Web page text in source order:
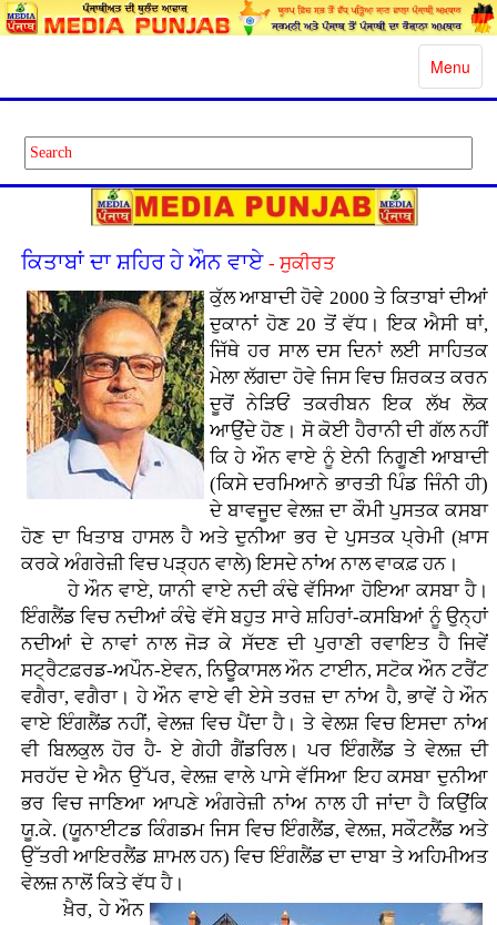
Toggle
Menu
ਕਿਤਾਬਾਂ ਦਾ ਸ਼ਹਿਰ ਹੇ ਔਨ ਵਾਏ - ਸੁਕੀਰਤ
ਕੁੱਲ ਆਬਾਦੀ ਹੋਵੇ 2000 ਤੇ ਕਿਤਾਬਾਂ ਦੀਆਂ
ਦੁਕਾਨਾਂ ਹੋਣ 20 ਤੋਂ ਵੱਧ। ਇਕ ਐਸੀ ਥਾਂ,
ਜਿੱਥੇ ਹਰ ਸਾਲ ਦਸ ਦਿਨਾਂ ਲਈ ਸਾਹਿਤਕ
ਮੇਲਾ ਲੱਗਦਾ ਹੋਵੇ ਜਿਸ ਵਿਚ ਸ਼ਿਰਕਤ ਕਰਨ
ਦੂਰੋਂ ਨੇੜਿਓਂ ਤਕਰੀਬਨ ਇਕ ਲੱਖ ਲੋਕ
ਆਉਂਦੇ ਹੋਣ। ਸੋ ਕੋਈ ਹੈਰਾਨੀ ਦੀ ਗੱਲ ਨਹੀਂ
ਕਿ ਹੇ ਔਨ ਵਾਏ ਨੂੰ ਏਨੀ ਨਿਗੂਣੀ ਆਬਾਦੀ
(ਕਿਸੇ ਦਰਮਿਆਨੇ ਭਾਰਤੀ ਪਿੰਡ ਜਿੰਨੀ ਹੀ)
ਦੇ ਬਾਵਜੂਦ ਵੇਲਜ਼ ਦਾ ਕੌਮੀ ਪੁਸਤਕ ਕਸਬਾ
ਹੋਣ ਦਾ ਖਿਤਾਬ ਹਾਸਲ ਹੈ ਅਤੇ ਦੁਨੀਆ ਭਰ ਦੇ ਪੁਸਤਕ ਪ੍ਰੇਮੀ (ਖ਼ਾਸ
ਕਰਕੇ ਅੰਗਰੇਜ਼ੀ ਵਿਚ ਪੜ੍ਹਨ ਵਾਲੇ) ਇਸਦੇ ਨਾਂਅ ਨਾਲ ਵਾਕਫ਼ ਹਨ।
ਹੇ ਔਨ ਵਾਏ, ਯਾਨੀ ਵਾਏ ਨਦੀ ਕੰਢੇ ਵੱਸਿਆ ਹੋਇਆ ਕਸਬਾ ਹੈ।
ਇੰਗਲੈਂਡ ਵਿਚ ਨਦੀਆਂ ਕੰਢੇ ਵੱਸੇ ਬਹੁਤ ਸਾਰੇ ਸ਼ਹਿਰਾਂ-ਕਸਬਿਆਂ ਨੂੰ ਉਨ੍ਹਾਂ
ਨਦੀਆਂ ਦੇ ਨਾਵਾਂ ਨਾਲ ਜੋੜ ਕੇ ਸੱਦਣ ਦੀ ਪੁਰਾਣੀ ਰਵਾਇਤ ਹੈ ਜਿਵੇਂ
ਸਟ੍ਰੈਟਫ਼ਰਡ-ਅਪੌਨ-ਏਵਨ, ਨਿਊਕਾਸਲ ਔਨ ਟਾਈਨ, ਸਟੋਕ ਔਨ ਟਰੈਂਟ
ਵਗੈਰਾ, ਵਗੈਰਾ। ਹੇ ਔਨ ਵਾਏ ਵੀ ਏਸੇ ਤਰਜ਼ ਦਾ ਨਾਂਅ ਹੈ, ਭਾਵੇਂ ਹੇ ਔਨ
ਵਾਏ ਇੰਗਲੈਂਡ ਨਹੀਂ, ਵੇਲਜ਼ ਵਿਚ ਪੈਂਦਾ ਹੈ। ਤੇ ਵੇਲਸ਼ ਵਿਚ ਇਸਦਾ ਨਾਂਅ
ਵੀ ਬਿਲਕੁਲ ਹੋਰ ਹੈ- ਏ ਗੇਹੀ ਗੈਂਡਰਿਲ। ਪਰ ਇੰਗਲੈਂਡ ਤੇ ਵੇਲਜ਼ ਦੀ
ਸਰਹੱਦ ਦੇ ਐਨ ਉੱਪਰ, ਵੇਲਜ਼ ਵਾਲੇ ਪਾਸੇ ਵੱਸਿਆ ਇਹ ਕਸਬਾ ਦੁਨੀਆ
ਭਰ ਵਿਚ ਜਾਣਿਆ ਆਪਣੇ ਅੰਗਰੇਜ਼ੀ ਨਾਂਅ ਨਾਲ ਹੀ ਜਾਂਦਾ ਹੈ ਕਿਉਂਕਿ
ਯੂ.ਕੇ. (ਯੂਨਾਈਟਡ ਕਿੰਗਡਮ ਜਿਸ ਵਿਚ ਇੰਗਲੈਂਡ, ਵੇਲਜ਼, ਸਕੌਟਲੈਂਡ ਅਤੇ
ਉੱਤਰੀ ਆਇਰਲੈਂਡ ਸ਼ਾਮਲ ਹਨ) ਵਿਚ ਇੰਗਲੈਂਡ ਦਾ ਦਾਬਾ ਤੇ ਅਹਿਮੀਅਤ
ਵੇਲਜ਼ ਨਾਲੋਂ ਕਿਤੇ ਵੱਧ ਹੈ।
ਖ਼ੈਰ, ਹੇ ਔਨ